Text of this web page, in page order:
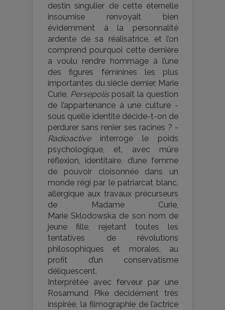
destin singulier de cette éternelle
insoumise renvoyait bien
évidemment à la personnalité
ardente de sa réalisatrice, et l’on
comprend pourquoi cette dernière
a voulu rendre hommage à l’une
des figures féminines les plus
importantes du siècle dernier, Marie
Curie. Persepolisposait la question
de l’appartenance à une culture -
sous quelle identité décide-t-on de
perdurer sans renier ses racines ? -
Radioactiveinterroge le poids
psychologique, et, avec mûre
réflexion, identitaire, d’une femme
de pouvoir cloisonnée dans un
monde régi par le patriarcat blanc,
allergique aux travaux précurseurs
de Madame Curie,
Marie Sklodowska de son nom de
jeune fille, rejetant toutes les
tentatives de révolutions
philosophiques et morales, au
profit d’un conservatisme
déliquescent.
Interprétée avec ferveur par une
Rosamund Pike décidément très
inspirée, la filmographie de l’actrice